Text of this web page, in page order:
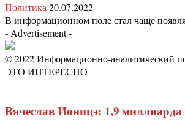
Политика 20.07.2022
В информационном поле стал чаще
- Advertisement -
© 2022 Информационно-аналитический
ЭТО ИНТЕРЕСНО
Вячеслав Ионицэ: 1,9